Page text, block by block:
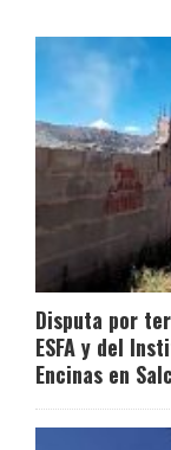
Disputa por
ESFA y del
Encinas en